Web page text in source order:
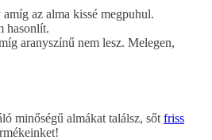
az alma kissé megpuhul.
hasonlít.
aranyszínű nem lesz. Melegen,
minőségű almákat találsz, sőt friss